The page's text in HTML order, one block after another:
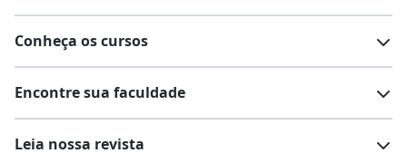
Conheça os cursos
Encontre sua faculdade
Leia nossa revista